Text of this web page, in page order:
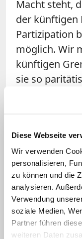
Diese Webseite
Wir verwenden
personalisieren,
zu können und die
analysieren.
Verwendung
soziale Medien,
Partner führen
weiteren Daten
Macht steht,
der künftigen
Partizipation
möglich. Wir
künftigen
sie so
natürlich
ein